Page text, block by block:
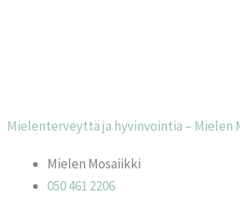
Mielenterveyttä ja hyvinvointia – Mielen
Mielen Mosaiikki
050 461 2206